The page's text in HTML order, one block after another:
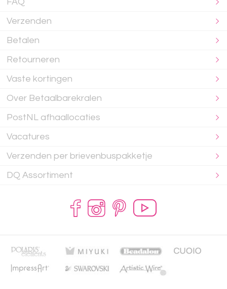
Verzenden
Betalen
Retourneren
Vaste kortingen
Over Betaalbarekralen
PostNL afhaallocaties
Vacatures
Verzenden per brievenbuspakketje
DQ Assortiment